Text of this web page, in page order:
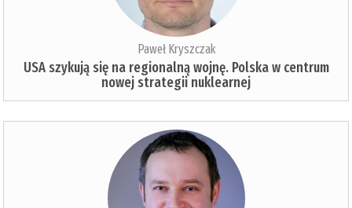
Paweł Kryszczak
USA szykują się na regionalną wojnę. Polska w centrum
nowej strategii nuklearnej